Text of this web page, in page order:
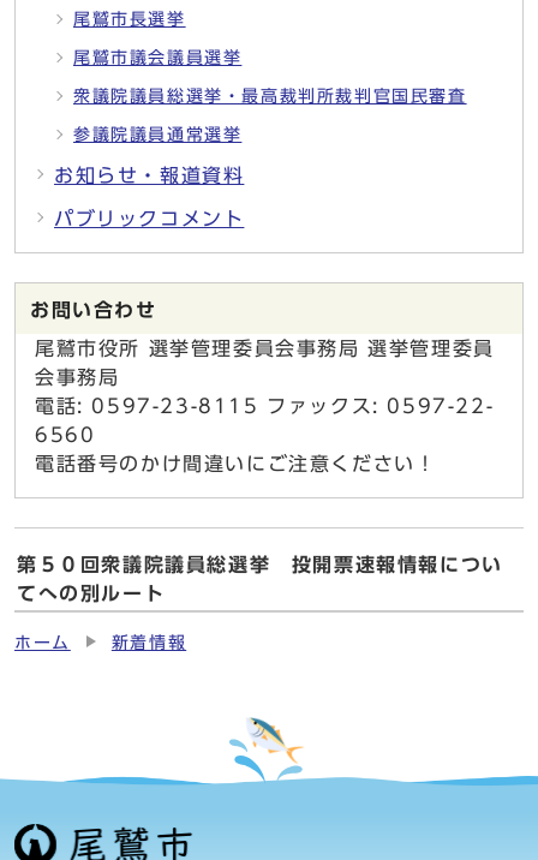
尾鷲市長選挙
尾鷲市議会議員選挙
衆議院議員総選挙・最高裁判所裁判官国民審査
参議院議員通常選挙
お知らせ・報道資料
パブリックコメント
お問い合わせ
尾鷲市役所 選挙管理委員会事務局 選挙管理委員
会事務局
電話: 0597-23-8115 ファックス: 0597-22-
6560
電話番号のかけ間違いにご注意ください！
第５０回衆議院議員総選挙 投開票速報情報につい
てへの別ルート
ホーム 新着情報